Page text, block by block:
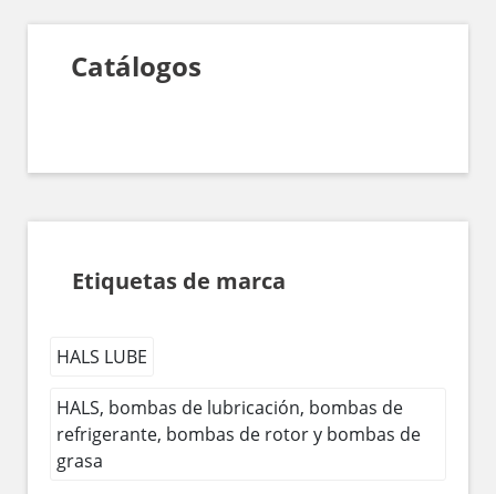
Catálogos
Etiquetas de marca
HALS LUBE
HALS, bombas de lubricación, bombas de
refrigerante, bombas de rotor y bombas de
grasa